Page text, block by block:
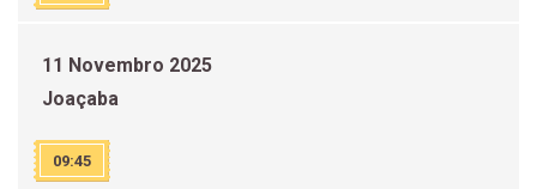
11 Novembro 2025
Joaçaba
09:45